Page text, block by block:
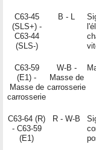
C63-45
(SLS+) -
C63-44
(SLS-)
B - L
C63-59
(E1) -
Masse de
carrosserie
W-B -
Masse de
carrosserie
C63-64 (R)
- C63-59
(E1)
R - W-B